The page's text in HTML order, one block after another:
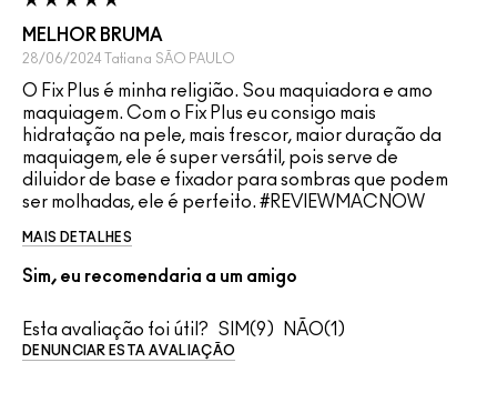
MELHOR BRUMA
28/06/2024 Tatiana SÃO PAULO
O Fix Plus é minha religião. Sou maquiadora e amo
maquiagem. Com o Fix Plus eu consigo mais
hidratação na pele, mais frescor, maior duração da
maquiagem, ele é super versátil, pois serve de
diluidor de base e fixador para sombras que podem
ser molhadas, ele é perfeito. #REVIEWMACNOW
MAIS DETALHES
Sim, eu recomendaria a um amigo
Esta avaliação foi útil? 9 1
DENUNCIAR ESTA AVALIAÇÃO